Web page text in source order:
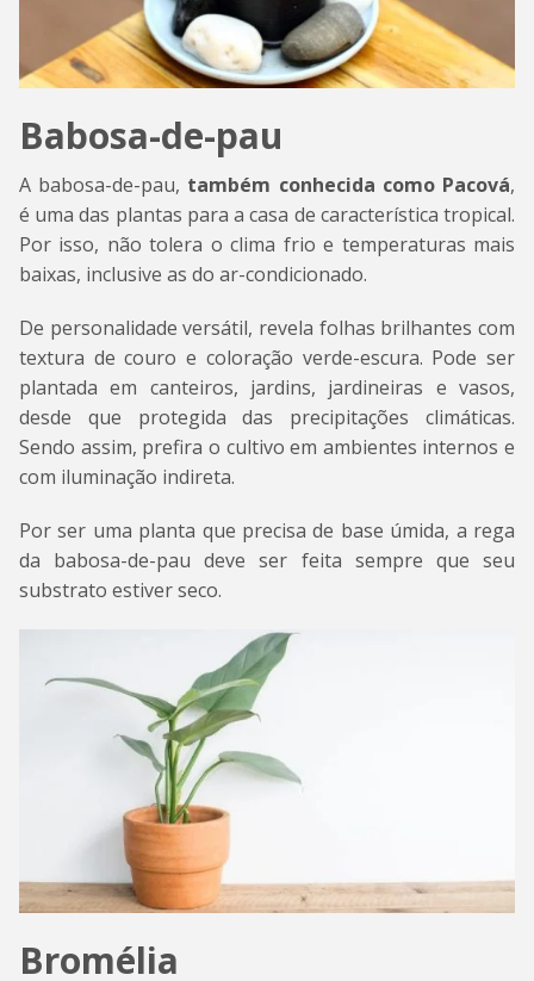
Babosa-de-pau
A babosa-de-pau, também conhecida como Pacová,
é uma das plantas para a casa de característica tropical.
Por isso, não tolera o clima frio e temperaturas mais
baixas, inclusive as do ar-condicionado.
De personalidade versátil, revela folhas brilhantes com
textura de couro e coloração verde-escura. Pode ser
plantada em canteiros, jardins, jardineiras e vasos,
desde que protegida das precipitações climáticas.
Sendo assim, prefira o cultivo em ambientes internos e
com iluminação indireta.
Por ser uma planta que precisa de base úmida, a rega
da babosa-de-pau deve ser feita sempre que seu
substrato estiver seco.
Bromélia